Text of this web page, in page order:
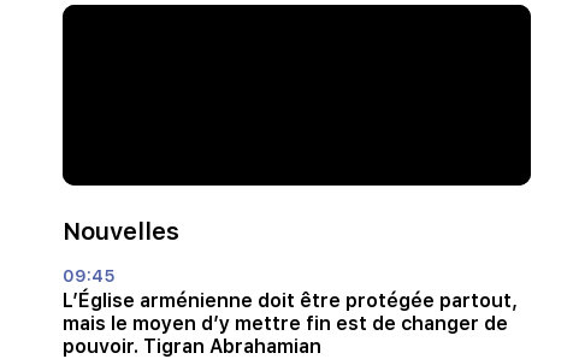
Nouvelles
09:45
L’Église arménienne doit être protégée partout,
mais le moyen d’y mettre fin est de changer de
pouvoir. Tigran Abrahamian